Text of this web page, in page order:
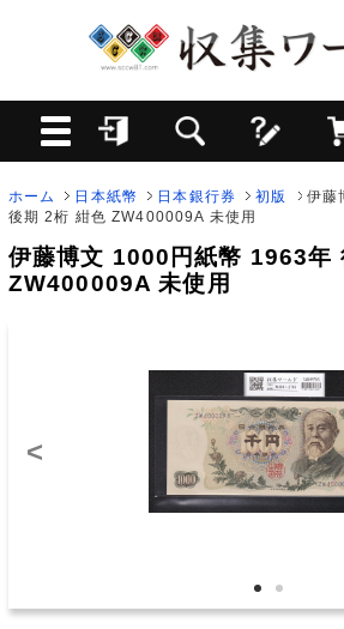
ホーム 日本紙幣 日本銀行券 初版
伊藤
後期 2桁 紺色 ZW400009A 未使用
伊藤博文 1000円紙幣 1963年
ZW400009A 未使用
<